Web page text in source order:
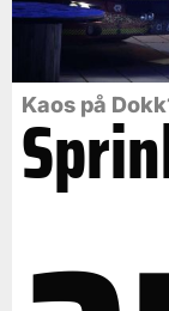
Kaos på